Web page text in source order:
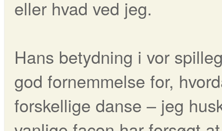
eller hvad ved jeg.
Hans betydning i vor
god fornemmelse for,
forskellige danse – jeg